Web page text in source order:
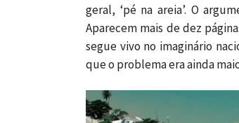
geral, ‘pé na areia’. O
Aparecem mais de dez
segue vivo no imaginário
que o problema era ainda